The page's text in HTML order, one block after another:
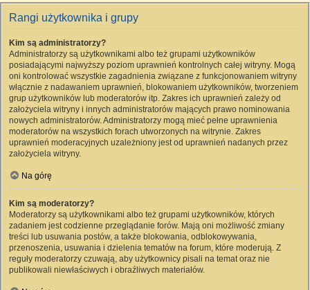
Rangi użytkownika i grupy
Kim są administratorzy?
Administratorzy są użytkownikami albo też grupami użytkowników
posiadającymi najwyższy poziom uprawnień kontrolnych całej witryny. Mogą
oni kontrolować wszystkie zagadnienia związane z funkcjonowaniem witryny
włącznie z nadawaniem uprawnień, blokowaniem użytkowników, tworzeniem
grup użytkowników lub moderatorów itp. Zakres ich uprawnień zależy od
założyciela witryny i innych administratorów mających prawo nominowania
nowych administratorów. Administratorzy mogą mieć pełne uprawnienia
moderatorów na wszystkich forach utworzonych na witrynie. Zakres
uprawnień moderacyjnych uzależniony jest od uprawnień nadanych przez
założyciela witryny.
Na górę
Kim są moderatorzy?
Moderatorzy są użytkownikami albo też grupami użytkowników, których
zadaniem jest codzienne przeglądanie forów. Mają oni możliwość zmiany
treści lub usuwania postów, a także blokowania, odblokowywania,
przenoszenia, usuwania i dzielenia tematów na forum, które moderują. Z
reguły moderatorzy czuwają, aby użytkownicy pisali na temat oraz nie
publikowali niewłaściwych i obraźliwych materiałów.